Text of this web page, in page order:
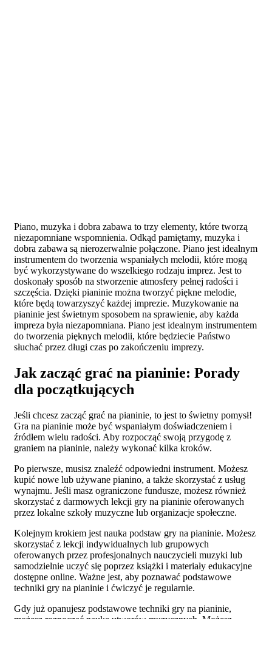
Piano, muzyka i dobra zabawa to trzy elementy, które tworzą
niezapomniane wspomnienia. Odkąd pamiętamy, muzyka i
dobra zabawa są nierozerwalnie połączone. Piano jest idealnym
instrumentem do tworzenia wspaniałych melodii, które mogą
być wykorzystywane do wszelkiego rodzaju imprez. Jest to
doskonały sposób na stworzenie atmosfery pełnej radości i
szczęścia. Dzięki pianinie można tworzyć piękne melodie,
które będą towarzyszyć każdej imprezie. Muzykowanie na
pianinie jest świetnym sposobem na sprawienie, aby każda
impreza była niezapomniana. Piano jest idealnym instrumentem
do tworzenia pięknych melodii, które będziecie Państwo
słuchać przez długi czas po zakończeniu imprezy.
Jak zacząć grać na pianinie: Porady
dla początkujących
Jeśli chcesz zacząć grać na pianinie, to jest to świetny pomysł!
Gra na pianinie może być wspaniałym doświadczeniem i
źródłem wielu radości. Aby rozpocząć swoją przygodę z
graniem na pianinie, należy wykonać kilka kroków.
Po pierwsze, musisz znaleźć odpowiedni instrument. Możesz
kupić nowe lub używane pianino, a także skorzystać z usług
wynajmu. Jeśli masz ograniczone fundusze, możesz również
skorzystać z darmowych lekcji gry na pianinie oferowanych
przez lokalne szkoły muzyczne lub organizacje społeczne.
Kolejnym krokiem jest nauka podstaw gry na pianinie. Możesz
skorzystać z lekcji indywidualnych lub grupowych
oferowanych przez profesjonalnych nauczycieli muzyki lub
samodzielnie uczyć się poprzez książki i materiały edukacyjne
dostępne online. Ważne jest, aby poznawać podstawowe
techniki gry na pianinie i ćwiczyć je regularnie.
Gdy już opanujesz podstawowe techniki gry na pianinie,
możesz rozpocząć naukę utworów muzycznych. Możesz